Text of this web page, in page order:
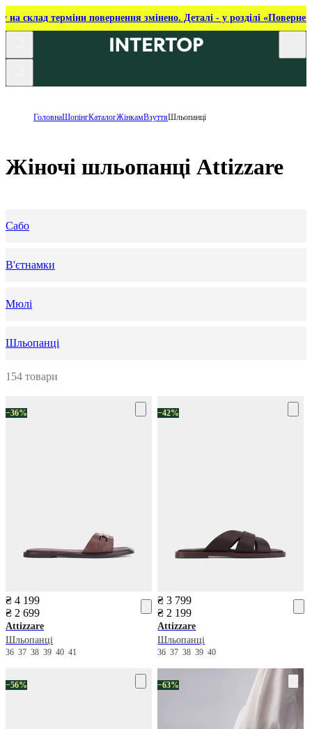
на склад терміни повернення змінено. Деталі - у розділі
ГоловнаШопінгКаталогЖінкамВзуттяШльопанці
Жіночі шльопанці Attizzare
Сабо
В'єтнамки
Мюлі
Шльопанці
154 товари
−36%
₴ 4 199
₴ 2 699
Attizzare
Шльопанці
36 37 38 39 40 41
−42%
₴ 3 799
₴ 2 199
Attizzare
Шльопанці
3637383940
−56% −63%